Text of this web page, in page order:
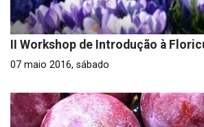
II Workshop de Introdução à
07 maio 2016, sábado